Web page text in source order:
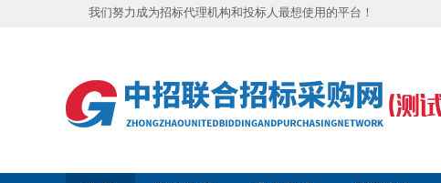
我们努力成为招标代理机构和投标人最想使用的平台！